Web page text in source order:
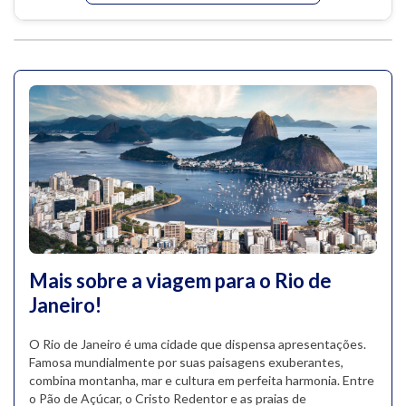
Mais sobre a viagem para o Rio de
Janeiro!
O Rio de Janeiro é uma cidade que dispensa apresentações.
Famosa mundialmente por suas paisagens exuberantes,
combina montanha, mar e cultura em perfeita harmonia. Entre
o Pão de Açúcar, o Cristo Redentor e as praias de